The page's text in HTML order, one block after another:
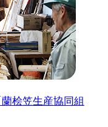
桧笠生産協同組